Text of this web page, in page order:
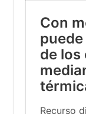
Con
de los
Recurso